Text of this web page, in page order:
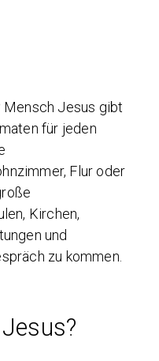
Mensch Jesus gibt
für jeden
Flur oder
Kirchen,
und
zu kommen.